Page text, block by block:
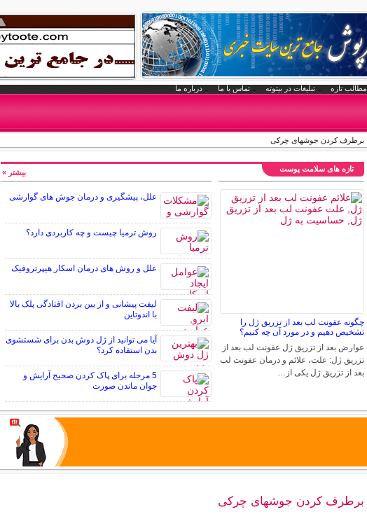
مطالب تازه تبلیغات در بیتوته تماس با ما درباره ما
برطرف کردن جوشهای چرکی
تازه های سلامت پوست
چگونه عفونت لب بعد از تزریق ژل را
تشخیص دهیم و در مورد آن چه کنیم؟
عوارض بعد از تزریق ژل عفونت لب بعد از
تزریق ژل: علت، علائم و درمان عفونت لب
بعد از تزریق ژل یکی از…
علل، پیشگیری و درمان جوش های گوارشی
روش ترمیا چیست و چه کاربردی دارد؟
علل و روش های درمان اسکار هیپرتروفیک
لیفت پیشانی و از بین بردن افتادگی پلک بالا
با اندوتاین
آیا می توانید از ژل دوش بدن برای شستشوی
بدن استفاده کرد؟
5 مرحله برای پاک کردن صحیح آرایش و
جوان ماندن صورت
بیشتر »
برطرف کردن جوشهای چرکی